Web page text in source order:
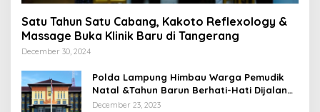
Satu Tahun Satu Cabang, Kakoto Reflexology &
Massage Buka Klinik Baru di Tangerang
December 30, 2024
Polda Lampung Himbau Warga Pemudik
Natal &Tahun Barun Berhati-Hati Dijalan
Saat Melintas di -Titik Rawan Kecelakaan
December 23, 2023